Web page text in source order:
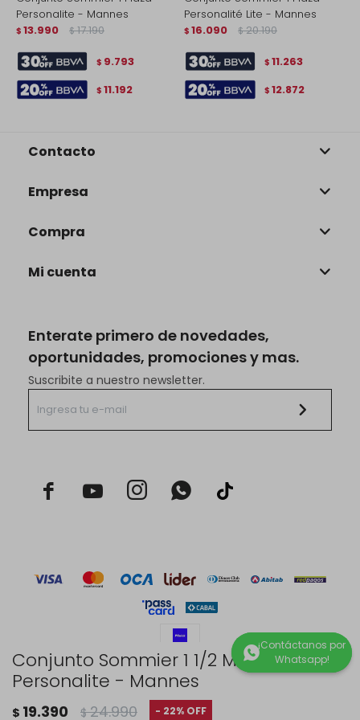
Conjunto Sommier 1 1/2 Media
Personalite - Mannes
$ 19.390 $ 24.990 22
Personalite - Mannes
$ 13.990 $ 17.190
$ 9.793
$ 11.192
Personalité Lite - Mannes
$ 16.090 $ 20.190
$ 11.263
$ 12.872
Enterate primero de novedades,
oportunidades, promociones y mas.
Suscribite a nuestro newsletter.
  
Contacto
Empresa
Compra
Mi cuenta
© Copyright 2026 / Rustico Hogar